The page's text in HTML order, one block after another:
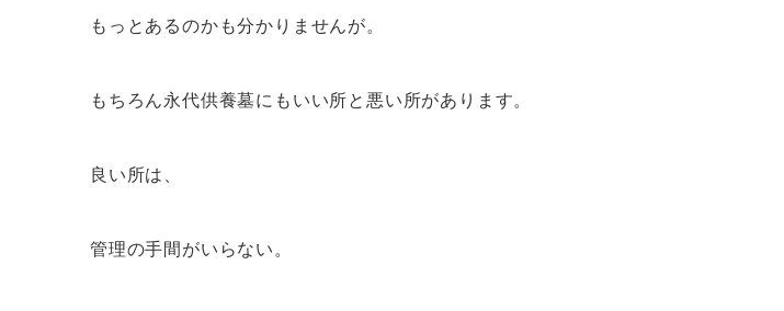
もっとあるのかも分かりませんが。
もちろん永代供養墓にもいい所と悪い所があります。
良い所は、
管理の手間がいらない。